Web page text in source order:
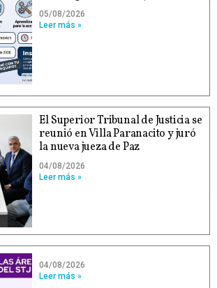
05/08/2026
Leer más »
El Superior Tribunal de Justicia se
reunió en Villa Paranacito y juró
la nueva jueza de Paz
04/08/2026
Leer más »
04/08/2026
Leer más »